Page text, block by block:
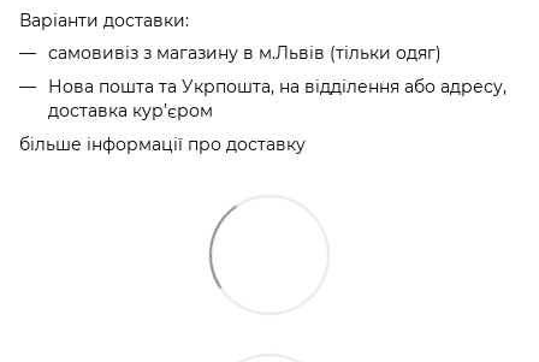
Варіанти доставки:
самовивіз з магазину в м.Львів (тільки одяг)
Нова пошта та Укрпошта, на відділення або адресу,
доставка кур’єром
більше інформації про доставку